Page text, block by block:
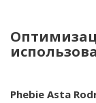
Phebie Asta